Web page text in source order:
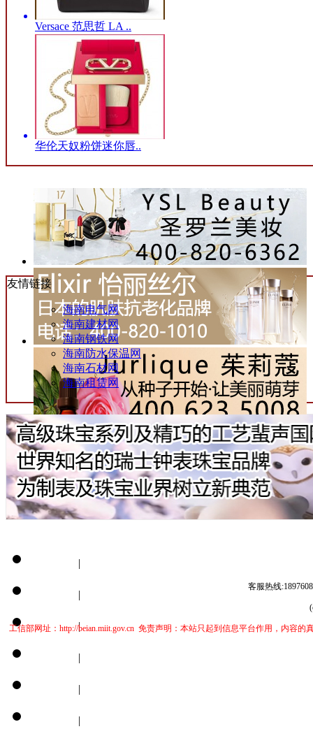
Versace 范思哲 LA ..
华伦天奴粉饼迷你唇..
友情链接
海南电气网
海南建材网
海南钢铁网
海南防水保温网
海南石材网
海南租赁网
|
|
联系方式|
|
|
|
客服热线
工信部网址：http://beian.miit.gov.cn 免责声明：本站只起到信息平台作用，内容